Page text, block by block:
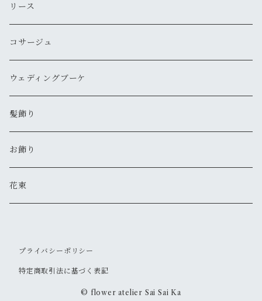
リース
コサージュ
ウェディングブーケ
髪飾り
お飾り
花束
プライバシーポリシー
特定商取引法に基づく表記
© flower atelier Sai Sai Ka